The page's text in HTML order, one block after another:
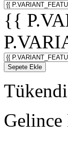
{{
Sepete Ekle
Tükendi
Gelince